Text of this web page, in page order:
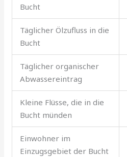
Bucht
Täglicher Ölzufluss in die
Bucht
Täglicher organischer
Abwassereintrag
Kleine Flüsse, die in die
Bucht münden
Einwohner im
Einzugsgebiet der Bucht